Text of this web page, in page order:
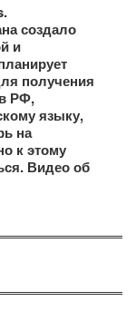
создало
и
получения
РФ,
языку,
на
к этому
Видео об